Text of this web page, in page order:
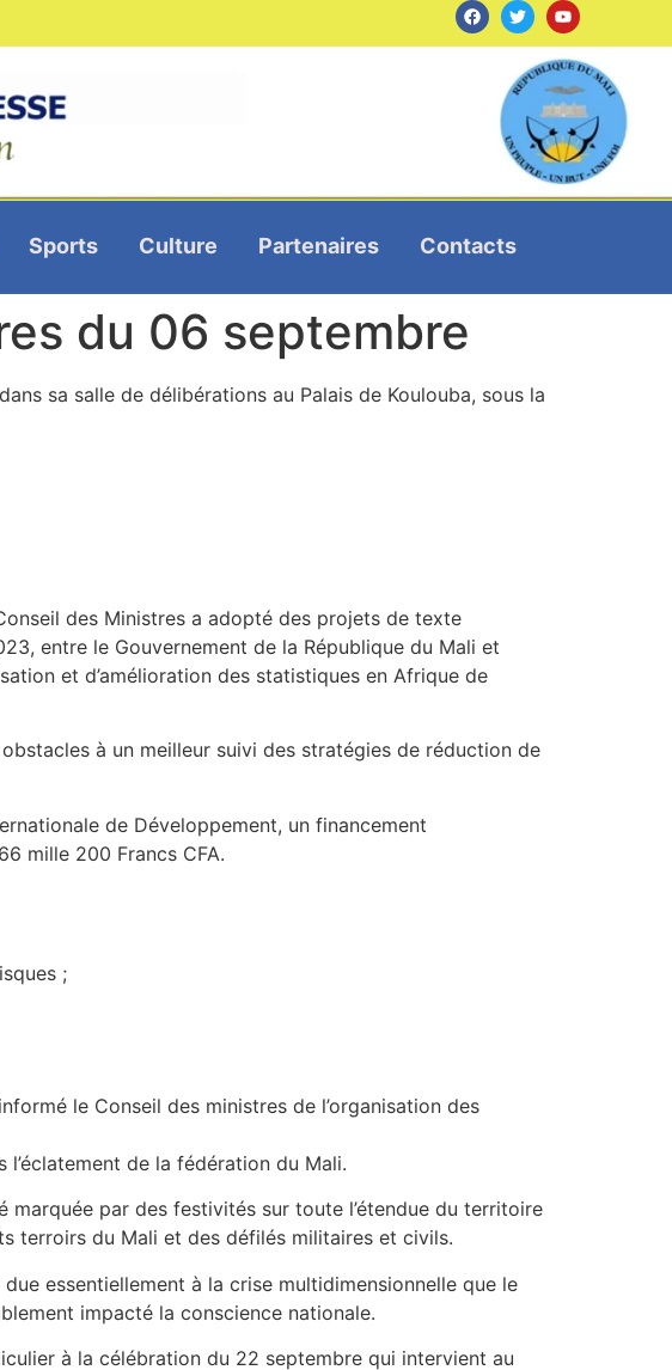
Sports Culture Partenaires Contacts
du 06 septembre
sa salle de délibérations au Palais de Koulouba, sous la
des Ministres a adopté des projets de texte
entre le Gouvernement de la République du Mali et
et d’amélioration des statistiques en Afrique de
à un meilleur suivi des stratégies de réduction de
de Développement, un financement
mille 200 Francs CFA.
;
le Conseil des ministres de l’organisation des
de la fédération du Mali.
marquée par des festivités sur toute l’étendue du territoire
terroirs du Mali et des défilés militaires et civils.
essentiellement à la crise multidimensionnelle que le
impacté la conscience nationale.
à la célébration du 22 septembre qui intervient au